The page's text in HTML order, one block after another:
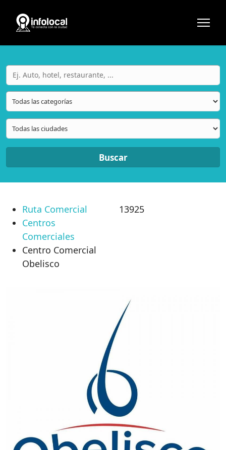
Buscar
Ruta Comercial
Centros
Comerciales
Centro Comercial
Obelisco
13925